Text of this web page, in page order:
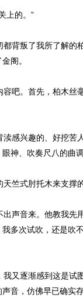
上的。”
背叛了我所了解的
阁。
吧。首先，柏木丝
感兴趣的、好挖苦
神、吹奏尺八的曲
竺式肘托木来支撑
声音来。他教我先
多次试吹，还是吹
又逐渐感到这是试
音，仿佛早已确实